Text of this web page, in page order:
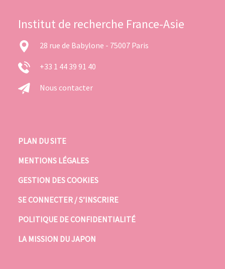
Institut de recherche France-Asie
28 rue de Babylone - 75007 Paris
+33 1 44 39 91 40
Nous contacter
PLAN DU SITE
MENTIONS LÉGALES
GESTION DES COOKIES
SE CONNECTER / S’INSCRIRE
POLITIQUE DE CONFIDENTIALITÉ
LA MISSION DU JAPON